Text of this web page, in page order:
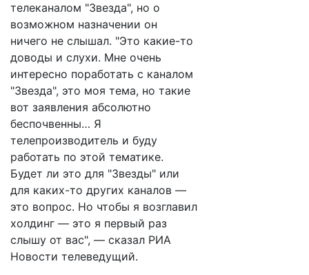
телеканалом "Звезда", но о
возможном назначении он
ничего не слышал. "Это какие-то
доводы и слухи. Мне очень
интересно поработать с каналом
"Звезда", это моя тема, но такие
вот заявления абсолютно
беспочвенны… Я
телепроизводитель и буду
работать по этой тематике.
Будет ли это для "Звезды" или
для каких-то других каналов —
это вопрос. Но чтобы я возглавил
холдинг — это я первый раз
слышу от вас", — сказал РИА
Новости телеведущий.